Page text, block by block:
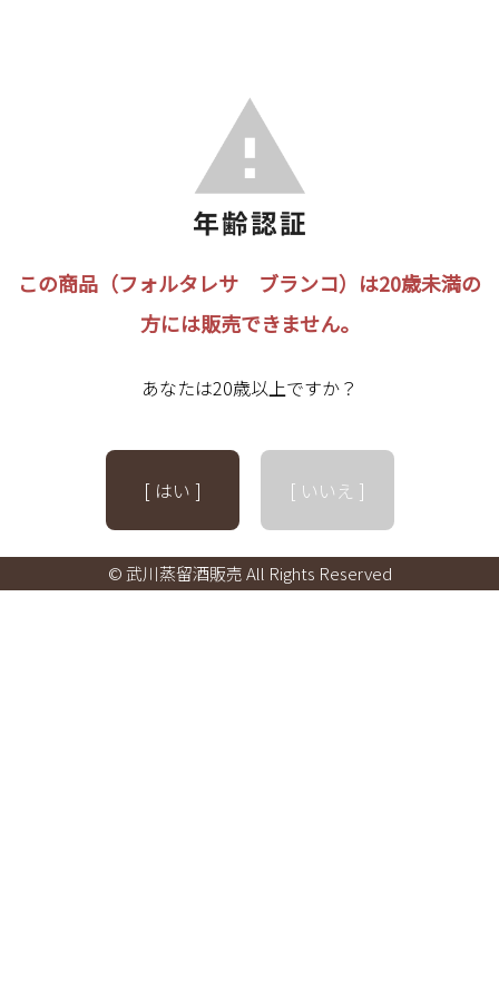
この商品（フォルタレサ ブランコ）は20歳未満の
方には販売できません。
あなたは20歳以上ですか？
[ はい ] [ いいえ ]
© 武川蒸留酒販売 All Rights Reserved